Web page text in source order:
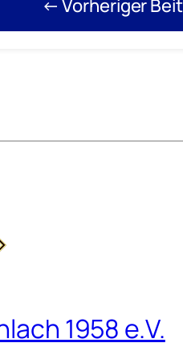
← Vorheriger
1958 e.V.